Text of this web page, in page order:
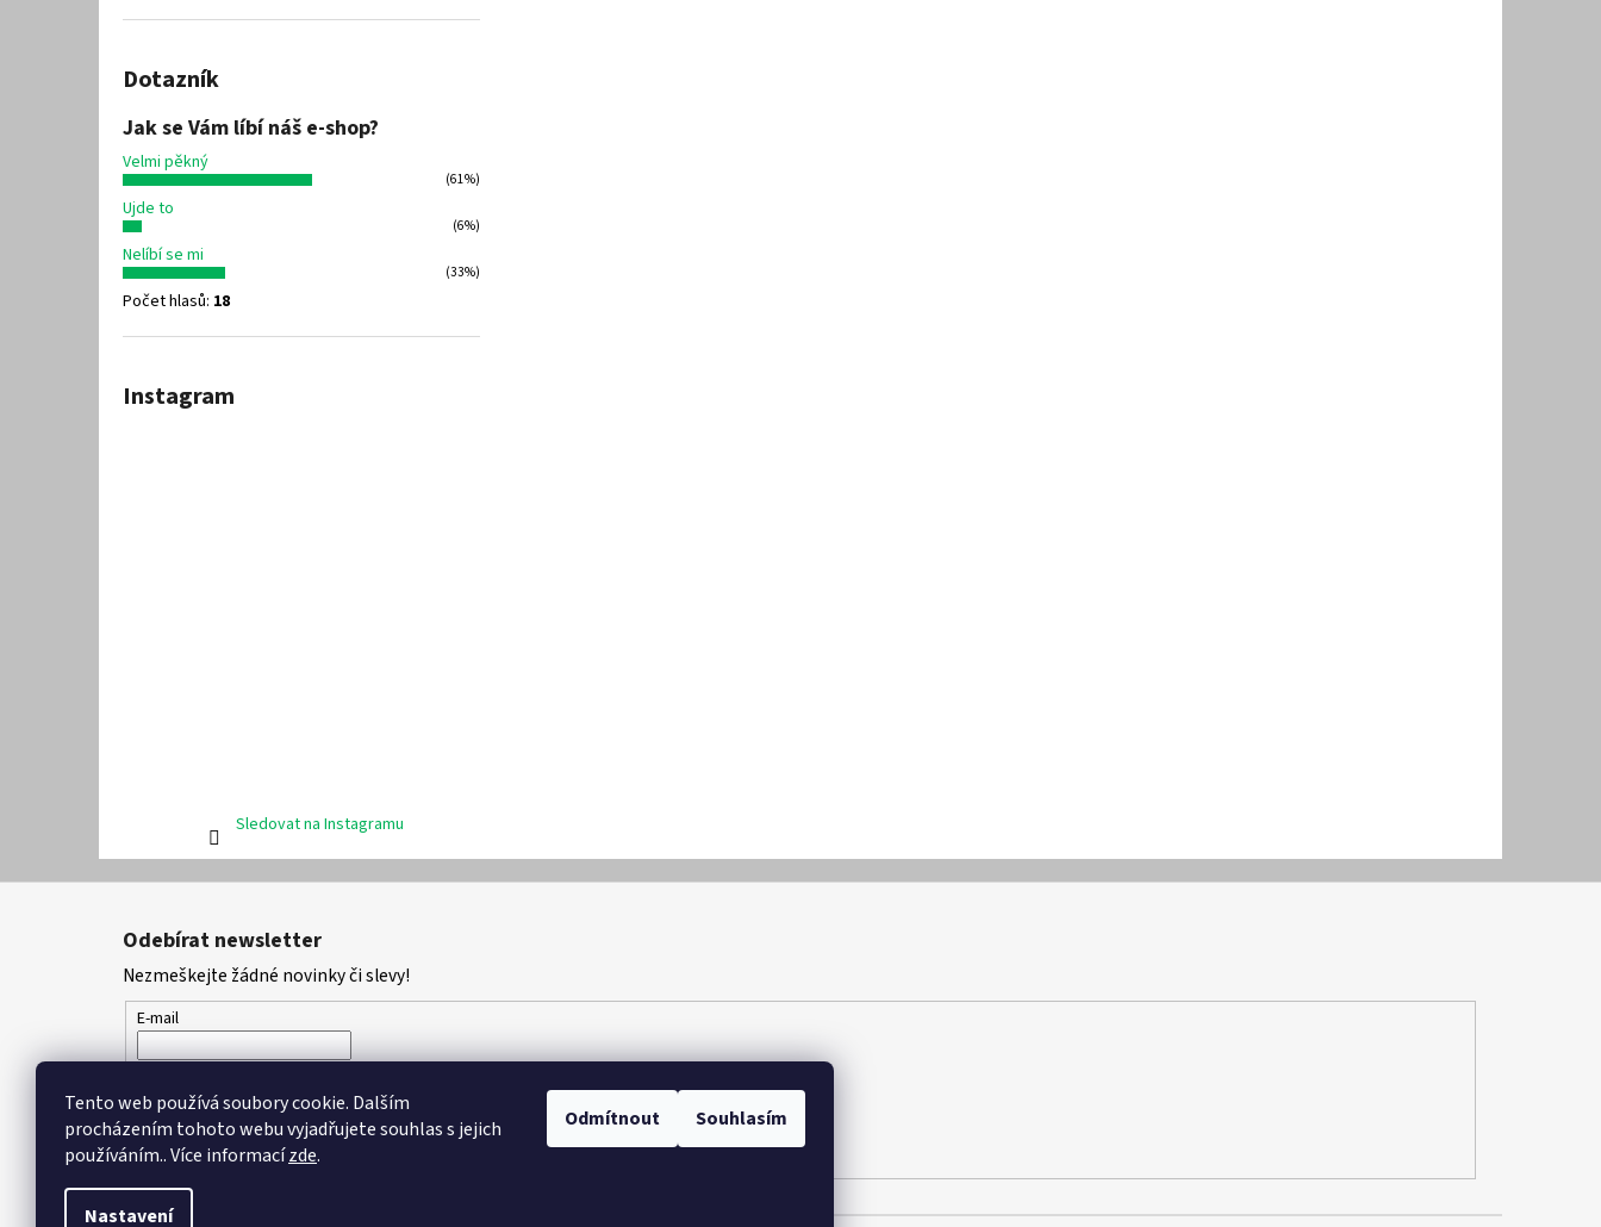
Tento web používá soubory cookie. Dalším
procházením tohoto webu vyjadřujete souhlas s jejich
používáním.. Více informacízde.
Nastavení
Odmítnout Souhlasím
Dotazník
Jak se Vám líbí náš e-shop?
Velmi pěkný
(61%)
Ujde to
(6%)
Nelíbí se mi
(33%)
Počet hlasů: 18
Instagram
Sledovat na Instagramu
Z
Odebírat newsletter
Nezmeškejte žádné novinky či slevy!
E-mail
PŘIHLÁSIT SE